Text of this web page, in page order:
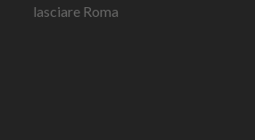
lasciare Roma